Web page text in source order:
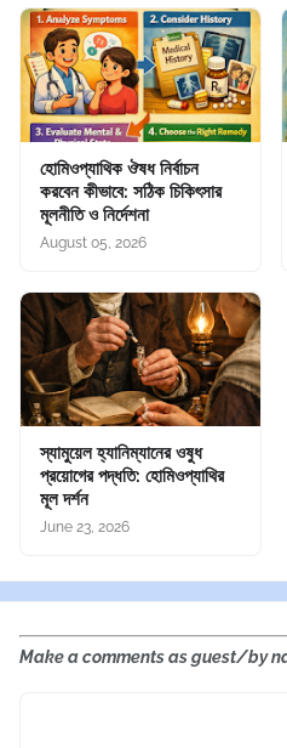
হোমিওপ্যাথিক ঔষধ নির্বাচন
করবেন কীভাবে: সঠিক চিকিৎসার
মূলনীতি ও নির্দেশনা
August 05, 2026
স্যামুয়েল হ্যানিম্যানের ওষুধ
প্রয়োগের পদ্ধতি: হোমিওপ্যাথির
মূল দর্শন
June 23, 2026
Make a comments as guest/by